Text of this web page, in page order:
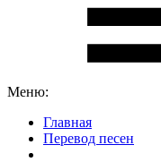
Меню:
Главная
Перевод песен